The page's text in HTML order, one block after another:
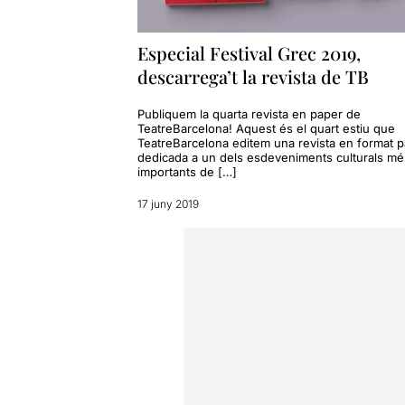
Especial Festival Grec 2019,
descarrega’t la revista de TB
Publiquem la quarta revista en paper de
TeatreBarcelona! Aquest és el quart estiu que
TeatreBarcelona editem una revista en format
dedicada a un dels esdeveniments culturals
importants de […]
17 juny 2019